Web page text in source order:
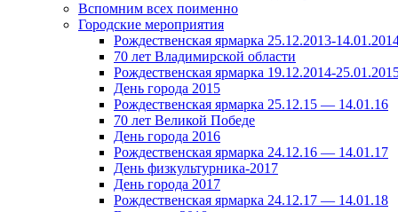
Вспомним всех поименно
Городские мероприятия
Рождественская ярмарка 25.12.2013-
70 лет Владимирской области
Рождественская ярмарка 19.12.2014-
День города 2015
Рождественская ярмарка 25.12.15 — 14.01.16
70 лет Великой Победе
День города 2016
Рождественская ярмарка 24.12.16 — 14.01.17
День физкультурника-2017
День города 2017
Рождественская ярмарка 24.12.17 — 14.01.18